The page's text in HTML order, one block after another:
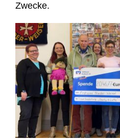
Zwecke.